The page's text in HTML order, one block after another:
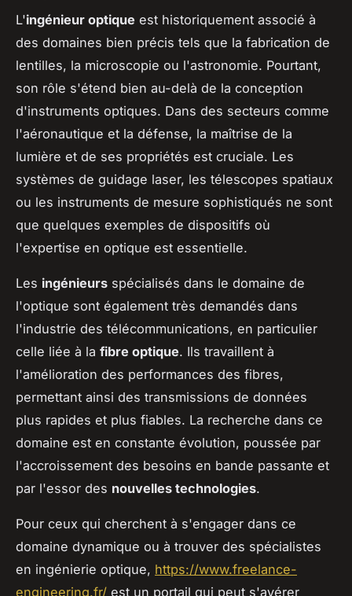
L'ingénieur optique est historiquement associé à
des domaines bien précis tels que la fabrication de
lentilles, la microscopie ou l'astronomie. Pourtant,
son rôle s'étend bien au-delà de la conception
d'instruments optiques. Dans des secteurs comme
l'aéronautique et la défense, la maîtrise de la
lumière et de ses propriétés est cruciale. Les
systèmes de guidage laser, les télescopes spatiaux
ou les instruments de mesure sophistiqués ne sont
que quelques exemples de dispositifs où
l'expertise en optique est essentielle.
Les ingénieurs spécialisés dans le domaine de
l'optique sont également très demandés dans
l'industrie des télécommunications, en particulier
celle liée à la fibre optique. Ils travaillent à
l'amélioration des performances des fibres,
permettant ainsi des transmissions de données
plus rapides et plus fiables. La recherche dans ce
domaine est en constante évolution, poussée par
l'accroissement des besoins en bande passante et
par l'essor des nouvelles technologies.
Pour ceux qui cherchent à s'engager dans ce
domaine dynamique ou à trouver des spécialistes
en ingénierie optique, https://www.freelance-
engineering.fr/ est un portail qui peut s'avérer